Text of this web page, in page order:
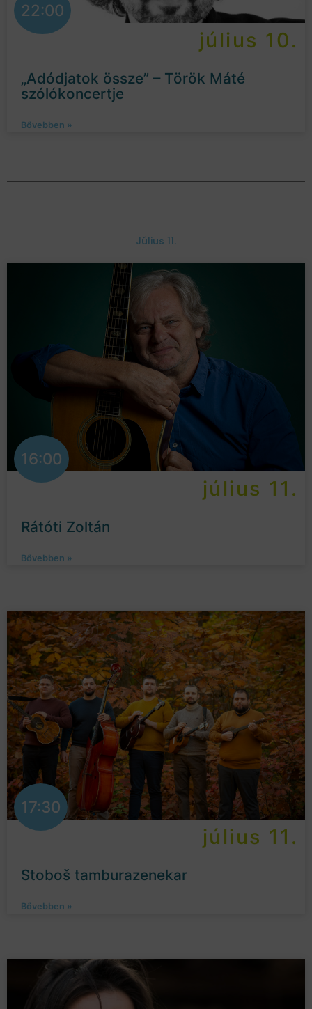
22:00
július 10.
„Adódjatok össze” – Török Máté
szólókoncertje
Bővebben »
Július 11.
16:00
július 11.
Rátóti Zoltán
Bővebben »
17:30
július 11.
Stoboš tamburazenekar
Bővebben »